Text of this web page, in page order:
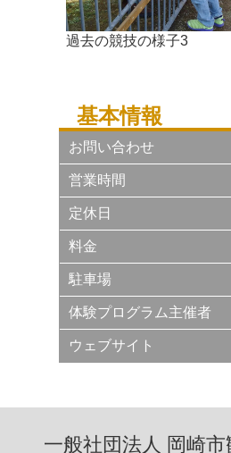
過去の競技の様子3
基本情報
お問い合わせ
営業時間
定休日
料金
駐車場
体験プログラム主催者
ウェブサイト
一般社団法人 岡崎市